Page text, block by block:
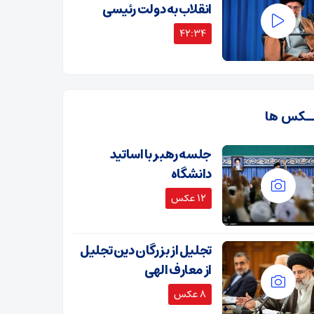
انقلاب به دولت رئیسی
42:34
ها
جلسه رهبر با اساتید
دانشگاه
12 عکس
تجلیل از بزرگان دین تجلیل
از معارف الهی
8 عکس